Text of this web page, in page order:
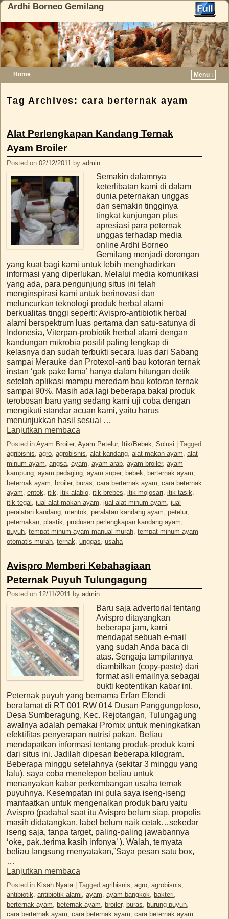
Ardhi Borneo Gemilang
Home
Menu ↓
Tag Archives: cara berternak ayam
Alat Perlengkapan Kandang Ternak
Ayam Broiler
Posted on 02/12/2011 by admin
Semakin dalamnya
keterlibatan kami di dalam
dunia peternakan unggas
dan semakin tingginya
tingkat kunjungan plus
apresiasi para peternak
unggas terhadap media
online Ardhi Borneo
Gemilang menjadi dorongan
yang kuat bagi kami untuk lebih menghadirkan
informasi yang diperlukan. Melalui media komunikasi
yang ada, para pengunjung situs ini telah
menginspirasi kami untuk berinovasi dan
meluncurkan teknologi produk herbal alami
berkualitas tinggi seperti: Avispro-antibiotik herbal
alami berspektrum luas pertama dan satu-satunya di
Indonesia, Viterpan-probiotik herbal alami dengan
kandungan mikrobia positif paling lengkap di
kelasnya dan sudah terbukti secara luas dari Sabang
sampai Merauke dan Protexol-anti bau kotoran ternak
instan ‘gak pake lama’ hanya dalam hitungan detik
setelah aplikasi mampu meredam bau kotoran ternak
sampai 90%. Masih ada lagi beberapa bakal produk
terobosan baru yang sedang kami uji coba dengan
mengikuti standar acuan kami, yaitu harus
menunjukkan hasil sesuai …
Lanjutkan membaca
Posted in Ayam Broiler, Ayam Petelur, Itik/Bebek Solusi
Tagged
agribisnis agro agrobisnis alat kandang alat makan ayam alat
minum ayam angsa ayam ayam arab ayam broiler, ayam
kampung ayam pedaging ayam super, bebek berternak ayam
beternak ayam
broiler, buras cara berternak ayam cara beternak
ayam entok itik itik alabio itik brebes itik mojosari itik tasik
itik tegal
jual alat makan ayam jual alat minum ayam
jual
peralatan kandang mentok peralatan kandang ayam petelur,
peternakan plastik produsen perlengkapan kandang ayam
puyuh tempat minum ayam manual murah tempat minum ayam
otomatis murah ternak unggas usaha
Avispro Memberi Kebahagiaan
Peternak Puyuh Tulungagung
Posted on 12/11/2011 by admin
Baru saja advertorial tentang
Avispro ditayangkan
beberapa jam, kami
mendapat sebuah e-mail
yang sudah Anda baca di
atas. Sengaja tampilannya
diambilkan (copy-paste) dari
format asli emailnya sebagai
bukti keotentikan kabar ini.
Peternak puyuh yang bernama Erfan Efendi
beralamat di RT 001 RW 014 Dusun Panggungploso,
Desa Sumberagung, Kec. Rejotangan, Tulungagung
awalnya adalah pemakai Promix untuk meningkatkan
efektifitas penyerapan nutrisi pakan. Beliau
mendapatkan informasi tentang produk-produk kami
dari situs ini. Jadilah dipesan beberapa kilogram.
Beberapa minggu setelahnya (sekitar 3 minggu yang
lalu), saya coba menelepon beliau untuk
menanyakan kabar perkembangan usaha ternak
puyuhnya. Kesempatan ini pula saya iseng-iseng
manfaatkan untuk mengenalkan produk baru yaitu
Avispro (padahal saat itu Avispro belum siap, propolis
masih didatangkan, label belum naik cetak…sekedar
iseng saja, tanpa target, paling-paling jawabannya
‘oke, pak..terima kasih infonya’ ). Walah, ternyata
beliau langsung menyatakan,”Saya pesan satu box,
…
Lanjutkan membaca
Posted in Kisah Nyata Tagged agribisnis, agro, agrobisnis,
antibiotik, antibiotik alami, ayam, ayam bangkok, bakteri,
berternak ayam, beternak ayam, broiler, buras, burung puyuh,
cara berternak ayam, cara beternak ayam, cara beternak ayam